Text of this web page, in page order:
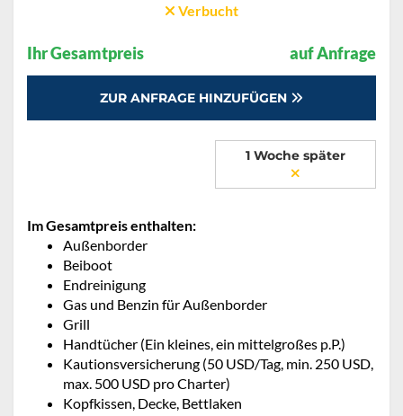
Verbucht
Ihr Gesamtpreis auf Anfrage
ZUR ANFRAGE HINZUFÜGEN
1 Woche später
Im Gesamtpreis enthalten:
Außenborder
Beiboot
Endreinigung
Gas und Benzin für Außenborder
Grill
Handtücher (Ein kleines, ein mittelgroßes p.P.)
Kautionsversicherung (50 USD/Tag, min. 250 USD,
max. 500 USD pro Charter)
Kopfkissen, Decke, Bettlaken